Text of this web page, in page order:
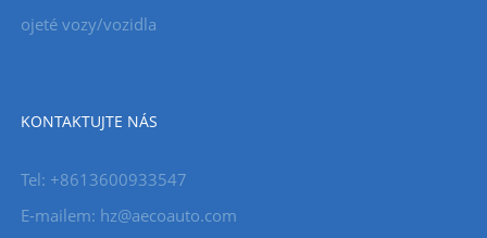
ojeté vozy/vozidla
KONTAKTUJTE NÁS
Tel: +8613600933547
E-mailem: hz@aecoauto.com